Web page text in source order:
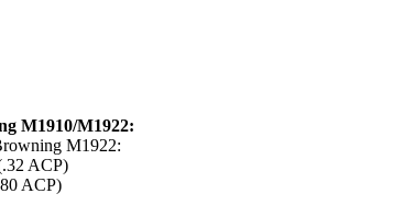
M1910/M1922:
M1922:
ACP)
ACP)